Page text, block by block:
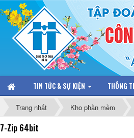
TIN TỨC & SỰ KIỆN THÔNG
Trang nhất Kho phần mềm
7-Zip 64bit